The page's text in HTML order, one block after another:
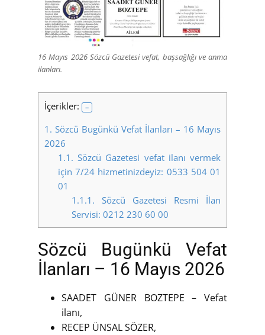
16 Mayıs 2026 Sözcü Gazetesi vefat, başsağlığı ve anma
ilanları.
İçerikler:
1. Sözcü Bugünkü Vefat İlanları – 16 Mayıs
2026
1.1. Sözcü Gazetesi vefat ilanı vermek
için 7/24 hizmetinizdeyiz: 0533 504 01
01
1.1.1. Sözcü Gazetesi Resmi İlan
Servisi: 0212 230 60 00
Sözcü Bugünkü Vefat
İlanları – 16 Mayıs 2026
SAADET GÜNER BOZTEPE – Vefat
ilanı,
RECEP ÜNSAL SÖZER,